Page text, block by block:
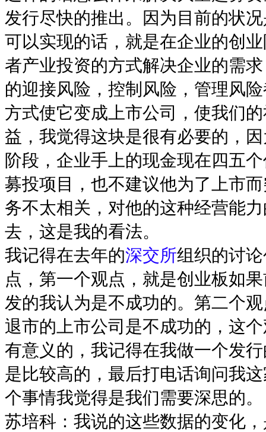
发行尽快的推出。因为目前的状
可以实现的话，就是在企业的创
者产业投资的方式解决企业的需
的迎接风险，控制风险，管理风
方式使它变成上市公司，使我们
益，我觉得这块是很有必要的，
阶段，企业手上的现金现在四五
募投项目，也不建议他为了上市
务不太相关，对他的这种经营能
去，这是我的看法。
我记得在去年的深交所组织的讨
点，第一个观点，就是创业板如
发的我认为是不成功的。第二个
退市的上市公司是不成功的，这
有意义的，我记得在我做一个发
是比较高的，最后打电话询问我
个事情我觉得是我们需要深思的。
苏培科：我说的这些数据的变化